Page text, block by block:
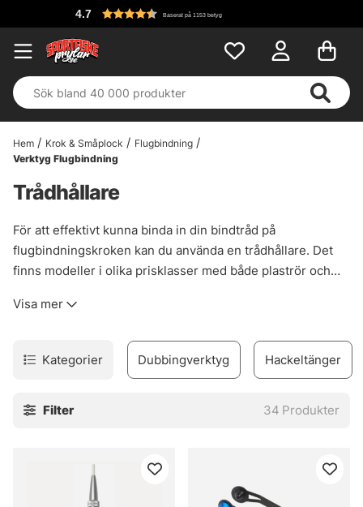
Baserat på 1153 betyg
Hem Krok & Småplock
Flugbindning
Verktyg Flugbindning
Trådhållare
För att effektivt kunna binda in din bindtråd på
flugbindningskroken kan du använda en trådhållare. Det
finns modeller i olika prisklasser med både plaströr och
C&F och Petitjean med flera i vårt djupa sortiment av
Visa mer
Kategorier Dubbingverktyg Hackeltänger
Filter 34 Produkter